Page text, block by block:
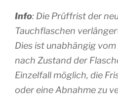
Info: Die Prüffrist der
Tauchflaschen
Dies ist unabhängig
nach Zustand der
Einzelfall möglich, die
oder eine Abnahme zu